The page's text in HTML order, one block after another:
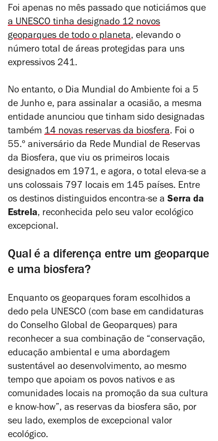
Foi apenas no mês passado que noticiámos que
a UNESCO tinha designado 12 novos
geoparques de todo o planeta, elevando o
número total de áreas protegidas para uns
expressivos 241.
No entanto, o Dia Mundial do Ambiente foi a 5
de Junho e, para assinalar a ocasião, a mesma
entidade anunciou que tinham sido designadas
também 14 novas reservas da biosfera. Foi o
55.º aniversário da Rede Mundial de Reservas
da Biosfera, que viu os primeiros locais
designados em 1971, e agora, o total eleva-se a
uns colossais 797 locais em 145 países. Entre
os destinos distinguidos encontra-se a Serra da
Estrela, reconhecida pelo seu valor ecológico
excepcional.
Qual é a diferença entre um geoparque
e uma biosfera?
Enquanto os geoparques foram escolhidos a
dedo pela UNESCO (com base em candidaturas
do Conselho Global de Geoparques) para
reconhecer a sua combinação de “conservação,
educação ambiental e uma abordagem
sustentável ao desenvolvimento, ao mesmo
tempo que apoiam os povos nativos e as
comunidades locais na promoção da sua cultura
e know-how”, as reservas da biosfera são, por
seu lado, exemplos de excepcional valor
ecológico.